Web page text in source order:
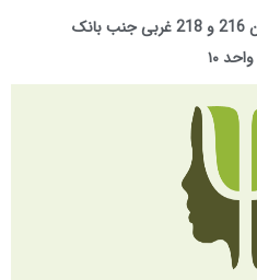
تهرانپارس بالاتر از فلکه سوم بین 216 و 218 غربی جنب بانک